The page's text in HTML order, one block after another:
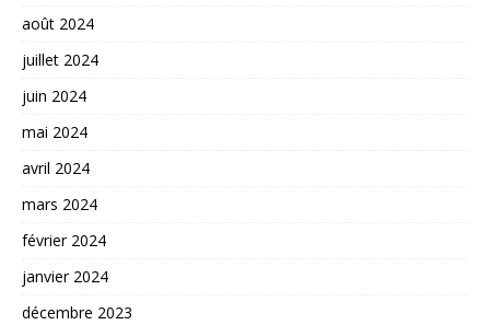
août 2024
juillet 2024
juin 2024
mai 2024
avril 2024
mars 2024
février 2024
janvier 2024
décembre 2023